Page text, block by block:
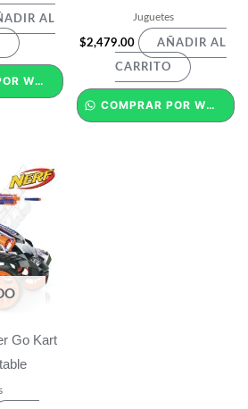
AL
COMPRAR POR WHATSAPP
Juguetes
$2,479.00 AÑADIR AL
CARRITO
COMPRAR POR WHATSAPP
Go Kart